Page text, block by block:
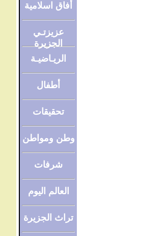
أفاق اسلامية
عزيزتـي
الجزيرة
الريـاضيـة
أطفال
تحقيقات
وطن ومواطن
شرفات
العالم اليوم
تراث الجزيرة